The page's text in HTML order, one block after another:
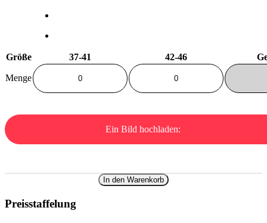
Größe 37-41 42-46
Menge
Ein Bild hochladen:
In den Warenkorb
Preisstaffelung